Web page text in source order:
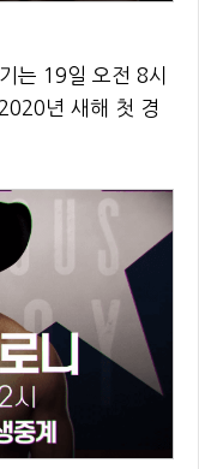
는 19일 오전 8시
년 새해 첫 경